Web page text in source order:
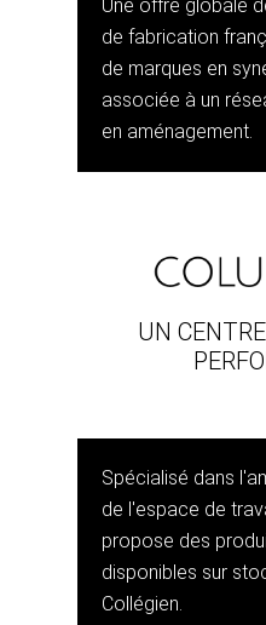
Une offre globale
de fabrication
de marques en
associée à un
en aménagement.
UN
Spécialisé dans
de l'espace de
propose des
disponibles sur
Collégien.